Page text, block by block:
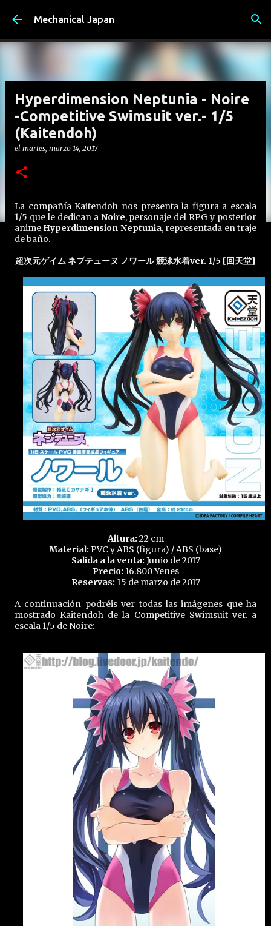
Ir al contenido principal
Mechanical Japan
Hyperdimension Neptunia - Noire
-Competitive Swimsuit ver.- 1/5
(Kaitendoh)
el martes, marzo 14, 2017
La compañía Kaitendoh nos presenta la figura a escala
1/5 que le dedican a Noire, personaje del RPG y posterior
anime Hyperdimension Neptunia, representada en traje
de baño.
超次元ゲイム ネプテューヌ ノワール 競泳水着ver. 1/5 [回天堂]
Altura: 22 cm
Material: PVC y ABS (figura) / ABS (base)
Salida a la venta: Junio de 2017
Precio: 16.800 Yenes
Reservas: 15 de marzo de 2017
A continuación podréis ver todas las imágenes que ha
mostrado Kaitendoh de la Competitive Swimsuit ver. a
escala 1/5 de Noire: